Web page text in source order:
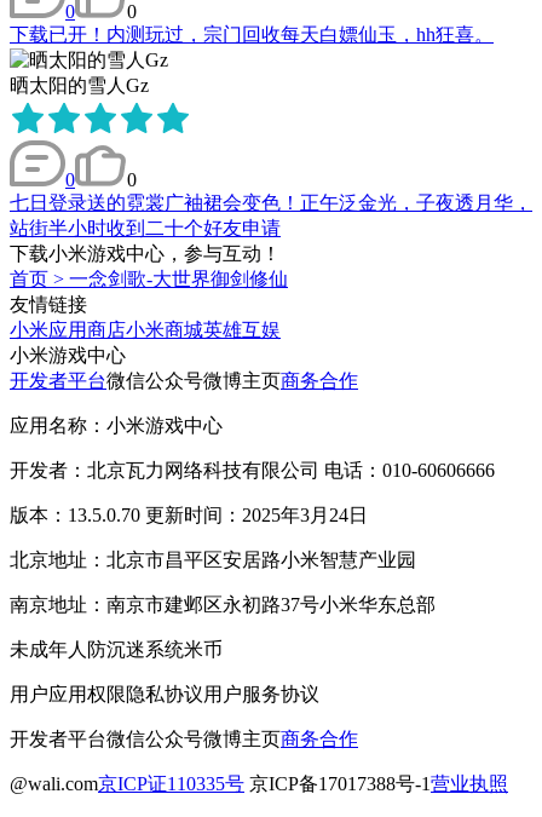
0
0
下载已开！内测玩过，宗门回收每天白嫖仙玉，hh狂喜。
晒太阳的雪人Gz
0
0
七日登录送的霓裳广袖裙会变色！正午泛金光，子夜透月华，
站街半小时收到二十个好友申请
下载小米游戏中心，参与互动！
首页 > 一念剑歌-大世界御剑修仙
友情链接
小米应用商店小米商城英雄互娱
小米游戏中心
开发者平台微信公众号微博主页商务合作
应用名称：小米游戏中心
开发者：北京瓦力网络科技有限公司 电话：010-60606666
版本：13.5.0.70 更新时间：2025年3月24日
北京地址：北京市昌平区安居路小米智慧产业园
南京地址：南京市建邺区永初路37号小米华东总部
未成年人防沉迷系统米币
用户应用权限隐私协议用户服务协议
开发者平台微信公众号微博主页商务合作
@wali.com京ICP证110335号 京ICP备17017388号-1营业执照